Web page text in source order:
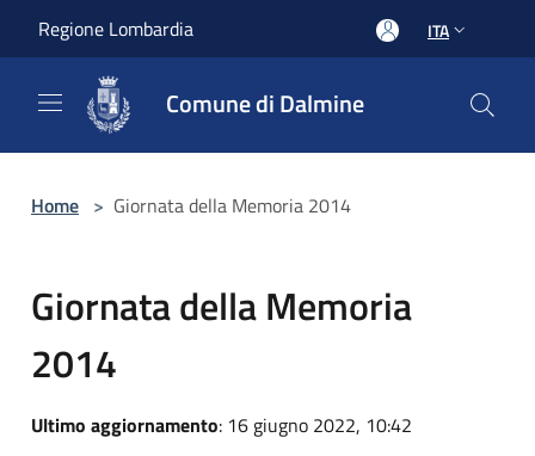
Regione Lombardia ITA
Comune di Dalmine
Home > Giornata della Memoria 2014
Giornata della Memoria
2014
Ultimo aggiornamento: 16 giugno 2022, 10:42